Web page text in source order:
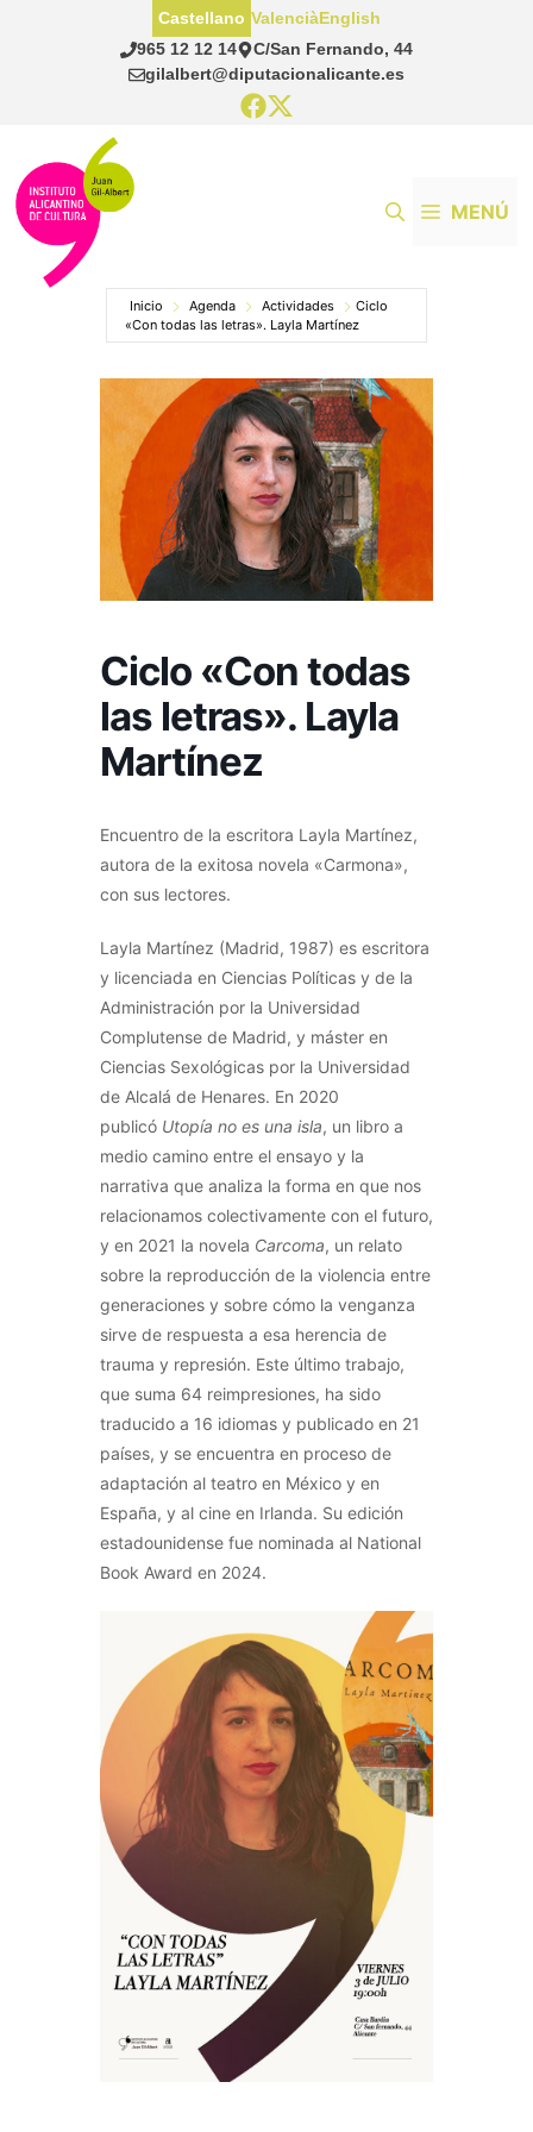
965 12 12 14
C/San Fernando, 44
gilalbert@diputacionalicante.es
Castellano ValenciàEnglish
MENÚ
Inicio Agenda Actividades
Ciclo
«Con todas las letras». Layla Martínez
Ciclo «Con todas
las letras». Layla
Martínez
Encuentro de la escritora Layla Martínez,
autora de la exitosa novela «Carmona»,
con sus lectores.
Layla Martínez (Madrid, 1987) es escritora
y licenciada en Ciencias Políticas y de la
Administración por la Universidad
Complutense de Madrid, y máster en
Ciencias Sexológicas por la Universidad
de Alcalá de Henares. En 2020
publicó Utopía no es una isla, un libro a
medio camino entre el ensayo y la
narrativa que analiza la forma en que nos
relacionamos colectivamente con el futuro,
y en 2021 la novela Carcoma, un relato
sobre la reproducción de la violencia entre
generaciones y sobre cómo la venganza
sirve de respuesta a esa herencia de
trauma y represión. Este último trabajo,
que suma 64 reimpresiones, ha sido
traducido a 16 idiomas y publicado en 21
países, y se encuentra en proceso de
adaptación al teatro en México y en
España, y al cine en Irlanda. Su edición
estadounidense fue nominada al National
Book Award en 2024.